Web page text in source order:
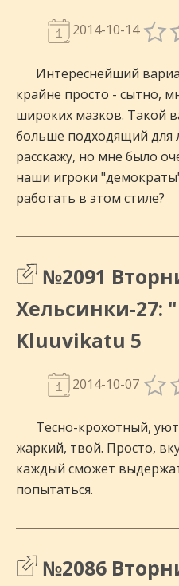
2014-10-14
Интереснейший
крайне просто - сытно,
широких мазков. Такой
больше подходящий для
расскажу, но мне было
наши игроки
работать в этом стиле?
№2091
Хельсинки-27:
Kluuvikatu 5
2014-10-07
Тесно-крохотный,
жаркий, твой. Просто,
каждый сможет
попытаться.
№2086